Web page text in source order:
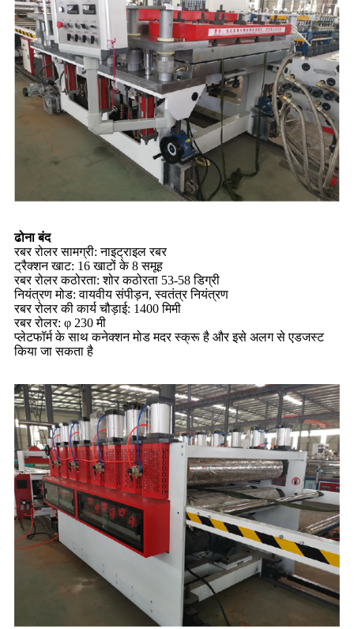
ढोना बंद
रबर रोलर सामग्री: नाइट्राइल रबर
ट्रैक्शन खाट: 16 खाटों के 8 समूह
रबर रोलर कठोरता: शोर कठोरता 53-58 डिग्री
नियंत्रण मोड: वायवीय संपीड़न, स्वतंत्र नियंत्रण
रबर रोलर की कार्य चौड़ाई: 1400 मिमी
रबर रोलर: φ 230 मी
प्लेटफॉर्म के साथ कनेक्शन मोड मदर स्क्रू है और इसे अलग से एडजस्ट
किया जा सकता है